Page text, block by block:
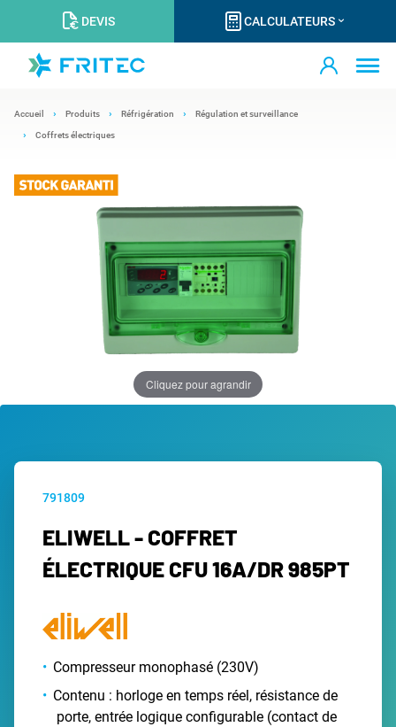
DEVIS CALCULATEURS
Accueil Produits Réfrigération Régulation et surveillance
Coffrets électriques
Cliquez pour agrandir
791809
ELIWELL - COFFRET
ÉLECTRIQUE CFU 16A/DR 985PT
Compresseur monophasé (230V)
Contenu : horloge en temps réel, résistance de
porte, entrée logique configurable (contact de